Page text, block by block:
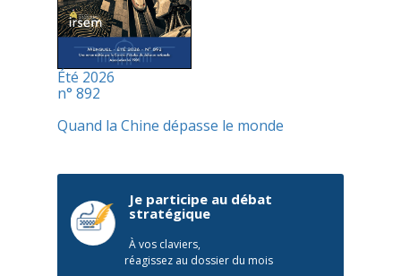
Été 2026
n° 892
Quand la Chine dépasse le monde
Je participe au débat
stratégique
À vos claviers,
réagissez au dossier du mois